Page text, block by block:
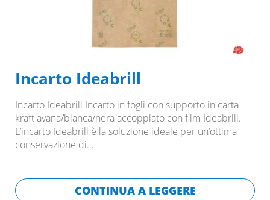
Incarto Ideabrill
Incarto Ideabrill Incarto in fogli con supporto in carta
kraft avana/bianca/nera accoppiato con film Ideabrill.
L’incarto Ideabrill è la soluzione ideale per un’ottima
conservazione di…
CONTINUA A LEGGERE